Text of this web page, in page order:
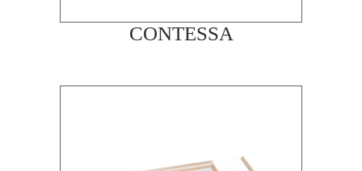
CONTESSA